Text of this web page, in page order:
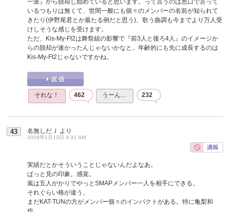
一派』から脱却し始めていると思います。って言うのは悪口で言って
いるつもりは無くて、世間一般にも個々のメンバーの名前が知られて
きたり(伊野尾君とか最たる例だと思う)、歌う曲調も今までより万人受
けしそうな感じを受けます。
ただ、Kis-My-Ft2は舞祭組の影響で『前3人と後ろ4人』のイメージか
らの脱却が速かったんじゃないかなと。年齢的にも先に成長するのは
Kis-My-Ft2じゃないですかね。
それな！ 462 うーん… 232
43 名無しだＪ より
2016年1月13日 4:31 AM
実績だとかそういうことじゃないんだよなあ。
ぱっと見の印象。感覚。
嵐は五人がかりでやっとSMAPメンバー一人を相手にできる。
それぐらい格が違う。
まだKAT-TUNの方がメンバー個々のインパクトがある。特に亀梨和